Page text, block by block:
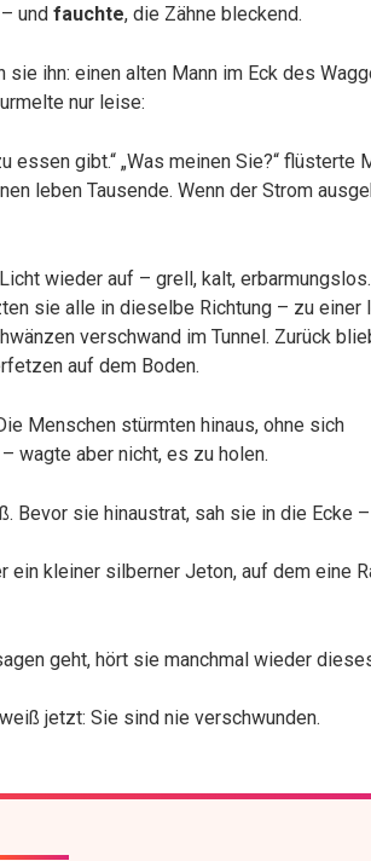
und fauchte, die Zähne bleckend.
ihn: einen alten Mann im Eck des
nur leise:
gibt.“ „Was meinen Sie?“ flüsterte
leben Tausende. Wenn der Strom
wieder auf – grell, kalt,
sie alle in dieselbe Richtung – zu einer
verschwand im Tunnel. Zurück
auf dem Boden.
Menschen stürmten hinaus, ohne sich
wagte aber nicht, es zu holen.
Bevor sie hinaustrat, sah sie in die Ecke
kleiner silberner Jeton, auf dem eine
geht, hört sie manchmal wieder
jetzt: Sie sind nie verschwunden.